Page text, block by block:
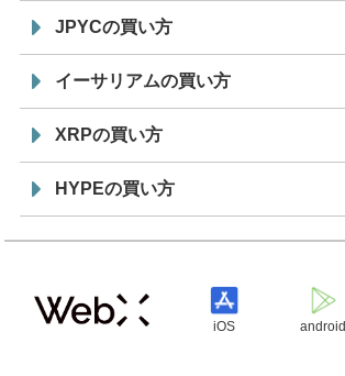
JPYCの買い方
イーサリアムの買い方
XRPの買い方
HYPEの買い方
iOS android